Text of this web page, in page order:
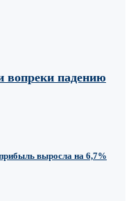
вопреки падению
выросла на 6,7%